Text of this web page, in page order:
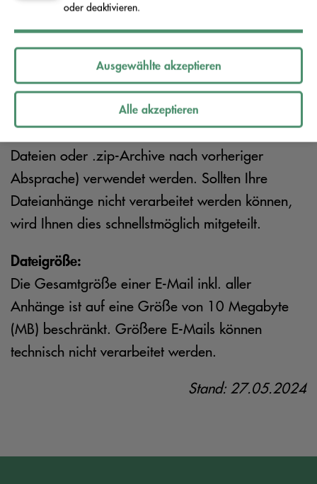
Zustimmung des AEV angenommen. In allen
Dateianhängen dürfen keine ausführbaren
Codes, automatisierte Abläufe,
Programmierungen (Makros) oder ein
Kennwortschutz (Ausnahme – verschlüsselte .pdf-
Dateien oder .zip-Archive nach vorheriger
Absprache) verwendet werden. Sollten Ihre
Dateianhänge nicht verarbeitet werden können,
wird Ihnen dies schnellstmöglich mitgeteilt.
Dateigröße:
Die Gesamtgröße einer E-Mail inkl. aller
Anhänge ist auf eine Größe von 10 Megabyte
(MB) beschränkt. Größere E-Mails können
technisch nicht verarbeitet werden.
Stand: 27.05.2024
oder deaktivieren.
Ausgewählte akzeptieren
Alle akzeptieren